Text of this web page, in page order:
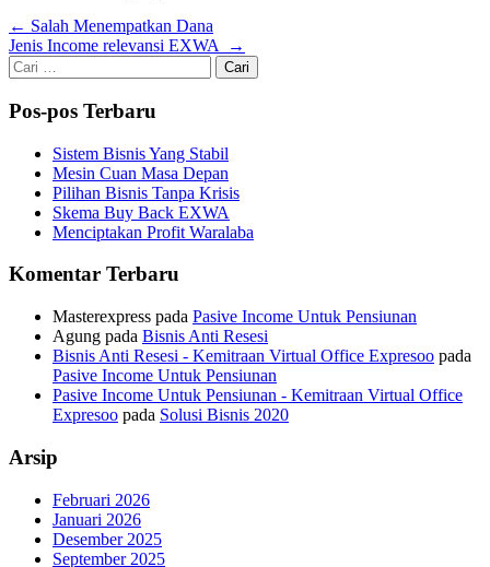
Navigasi
pos
← Salah Menempatkan Dana
Jenis Income relevansi EXWA
→
Cari
untuk:
Pos-pos Terbaru
Sistem Bisnis Yang Stabil
Mesin Cuan Masa Depan
Pilihan Bisnis Tanpa Krisis
Skema Buy Back EXWA
Menciptakan Profit Waralaba
Komentar Terbaru
Masterexpress pada Pasive Income Untuk Pensiunan
Agung pada Bisnis Anti Resesi
Bisnis Anti Resesi - Kemitraan Virtual Office Expresoo pada
Pasive Income Untuk Pensiunan
Pasive Income Untuk Pensiunan - Kemitraan Virtual Office
Expresoo pada Solusi Bisnis 2020
Arsip
Februari 2026
Januari 2026
Desember 2025
September 2025